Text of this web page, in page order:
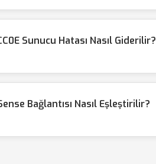
Sunucu Hatası Nasıl Giderilir?
Bağlantısı Nasıl Eşleştirilir?